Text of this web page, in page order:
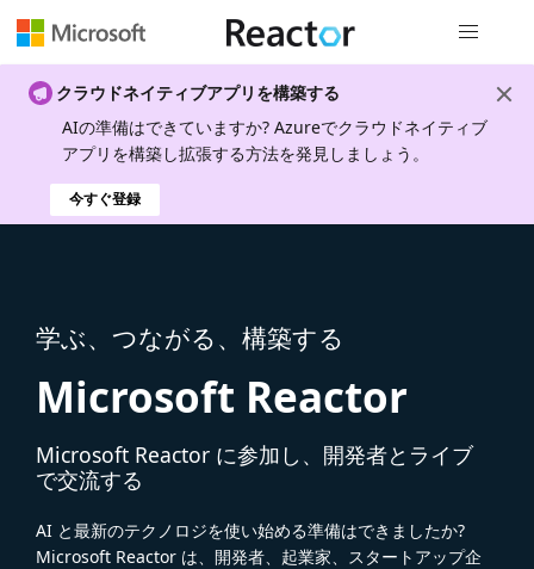
クラウドネイティブアプリを構築する
AIの準備はできていますか? Azureでクラウドネイティブ
アプリを構築し拡張する方法を発見しましょう。
今すぐ登録
学ぶ、つながる、構築する
Microsoft Reactor
Microsoft Reactor に参加し、開発者とライブ
で交流する
AI と最新のテクノロジを使い始める準備はできましたか?
Microsoft Reactor は、開発者、起業家、スタートアップ企